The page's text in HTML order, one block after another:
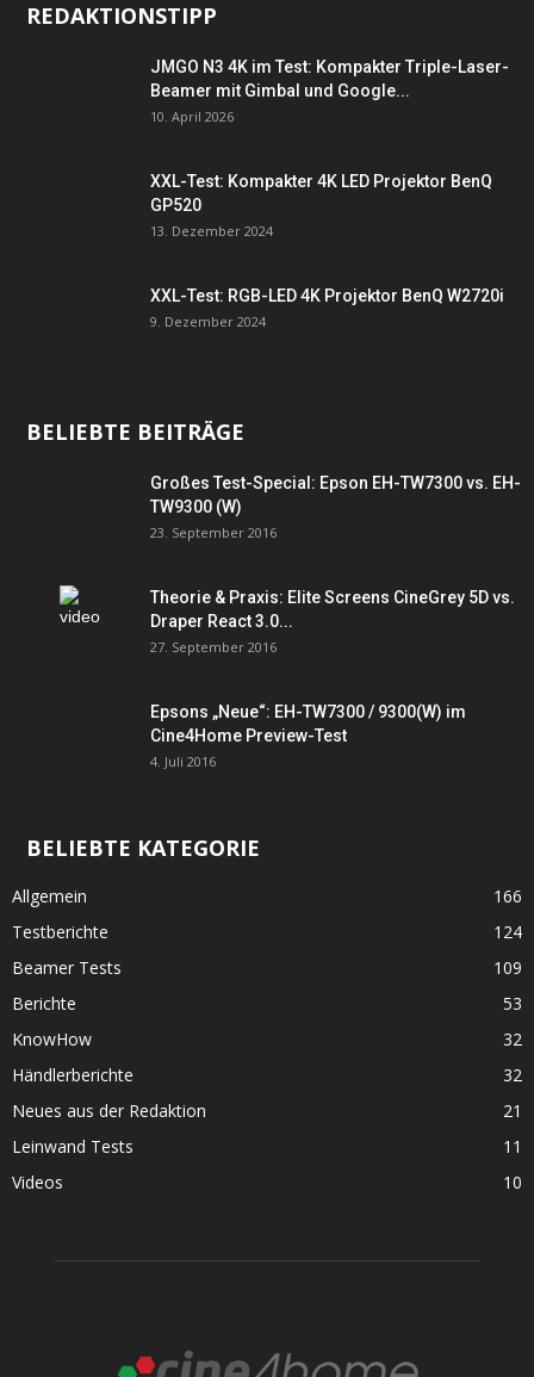
REDAKTIONSTIPP
JMGO N3 4K im Test: Kompakter Triple-Laser-
Beamer mit Gimbal und Google...
10. April 2026
XXL-Test: Kompakter 4K LED Projektor BenQ
GP520
13. Dezember 2024
XXL-Test: RGB-LED 4K Projektor BenQ W2720i
9. Dezember 2024
BELIEBTE BEITRÄGE
Großes Test-Special: Epson EH-TW7300 vs. EH-
TW9300 (W)
23. September 2016
Theorie & Praxis: Elite Screens CineGrey 5D vs.
Draper React 3.0...
27. September 2016
Epsons „Neue“: EH-TW7300 / 9300(W) im
Cine4Home Preview-Test
4. Juli 2016
BELIEBTE KATEGORIE
Allgemein
166
Testberichte
124
Beamer Tests
109
Berichte
53
KnowHow
32
Händlerberichte
32
Neues aus der Redaktion
21
Leinwand Tests
11
Videos
10